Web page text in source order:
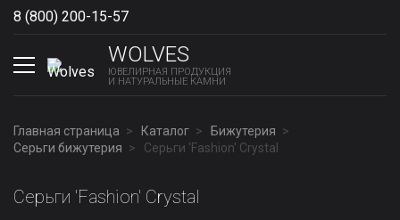
8 (800) 200-15-57
WOLVES
ЮВЕЛИРНАЯ ПРОДУКЦИЯ
И НАТУРАЛЬНЫЕ КАМНИ
Главная страница Каталог
Бижутерия
Серьги бижутерия
Серьги 'Fashion' Сrystal
Серьги 'Fashion' Сrystal